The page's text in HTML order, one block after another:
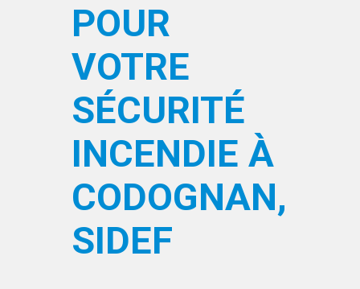
POUR
VOTRE
SÉCURITÉ
INCENDIE À
CODOGNAN,
SIDEF